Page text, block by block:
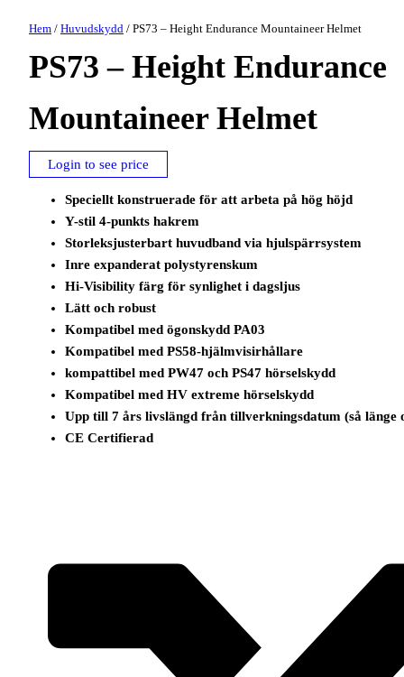
Hem / Huvudskydd / PS73 – Height Endurance Mountaineer Helmet
PS73 – Height Endurance
Mountaineer Helmet
Login to see price
Speciellt konstruerade för att arbeta på hög höjd
Y-stil 4-punkts hakrem
Storleksjusterbart huvudband via hjulspärrsystem
Inre expanderat polystyrenskum
Hi-Visibility färg för synlighet i dagsljus
Lätt och robust
Kompatibel med ögonskydd PA03
Kompatibel med PS58-hjälmvisirhållare
kompattibel med PW47 och PS47 hörselskydd
Kompatibel med HV extreme hörselskydd
Upp till 7 års livslängd från tillverkningsdatum (så länge
CE Certifierad